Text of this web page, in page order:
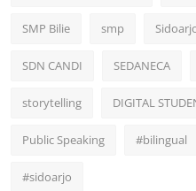
SMP Bilie smp
SDN CANDI SEDANECA
storytelling DIGITAL
Public Speaking #bilingual
#sidoarjo